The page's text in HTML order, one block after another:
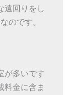
遠回りをし
のです。
が多いです
料金に含ま